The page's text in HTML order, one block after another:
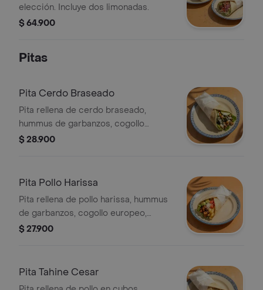
elección. Incluye dos limonadas.
$ 64.900
Pitas
Pita Cerdo Braseado
Pita rellena de cerdo braseado,
hummus de garbanzos, cogollo
europeo, pepino cohombro, brócoli
$ 28.900
Pita Pollo Harissa
Pita rellena de pollo harissa, hummus
de garbanzos, cogollo europeo,
aguacate, tomate, queso feta y papas
$ 27.900
Pita Tahine Cesar